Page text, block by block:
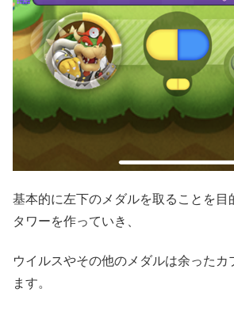
基本的に左下のメダルを取ることを目
タワーを作っていき、
ウイルスやその他のメダルは余ったカ
ます。